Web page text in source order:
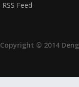
RSS Feed
Copyright © 2014